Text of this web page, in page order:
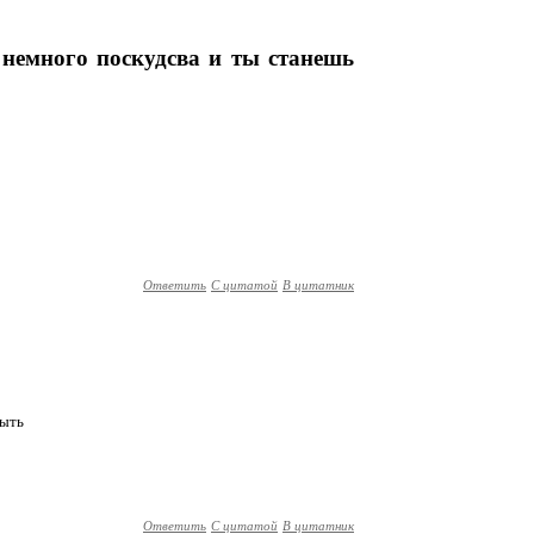
поскудсва и ты станешь
Ответить С цитатой В цитатник
Ответить С цитатой В цитатник